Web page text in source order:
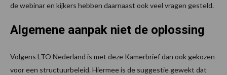
de webinar en kijkers hebben daarnaast ook veel vragen gesteld.
A lgemene aanpak niet de oplossing
Volgens LTO Nederland is met deze Kamerbrief dan ook gekozen
voor een structuurbeleid. Hiermee is de suggestie gewekt dat